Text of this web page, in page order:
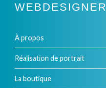
WEBDESIGNER
À propos
Réalisation de portrait
La boutique